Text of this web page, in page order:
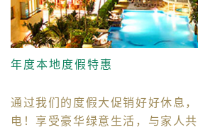
年度本地度假特惠
通过我们的度假大促销好好休息
电！享受豪华绿意生活，与家人共